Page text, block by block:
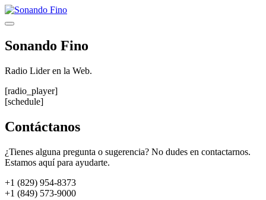
Saltar
al
Menú
Sonando Fino
Radio Lider en la Web.
[radio_player]
[schedule]
Contáctanos
¿Tienes alguna pregunta o sugerencia? No dudes en contactarnos.
Estamos aquí para ayudarte.
+1 (829) 954-8373
+1 (849) 573-9000